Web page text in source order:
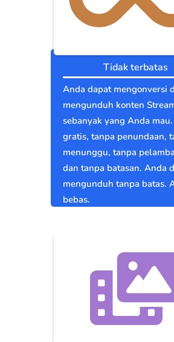
Tidak terbatas
Anda dapat mengonversi
mengunduh konten
sebanyak yang Anda
gratis, tanpa penundaan,
menunggu, tanpa
dan tanpa batasan. Anda
mengunduh tanpa batas.
bebas.